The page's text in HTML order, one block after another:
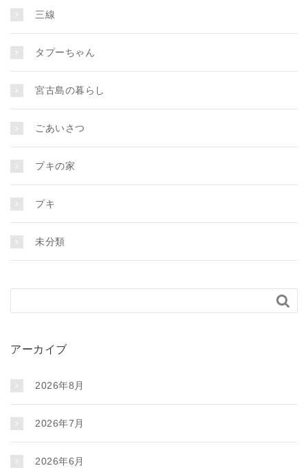
三線
タプーちゃん
宮古島の暮らし
ごあいさつ
プキの家
プキ
未分類

アーカイブ
2026年8月
2026年7月
2026年6月